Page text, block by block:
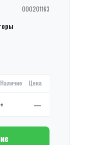
000201163
Наличие Цена
+ —